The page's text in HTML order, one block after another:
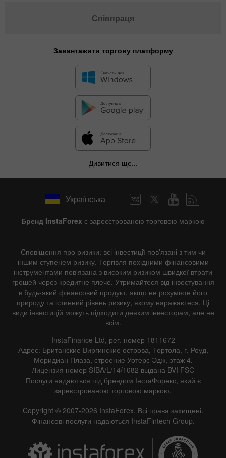
Співпраця
Завантажити торгову платформу
Дивитися ще...
Українська
Бренд InstaForex є зареєстрованою торговою маркою
Сповіщення про ризики: всі інвестиції пов'язані з тим чи
іншим ступенем ризику. Торгівля похідними фінансовими
інструментами пов'язана з високим ризиком швидкої втрати
грошей через кредитне плече. Утримайтеся від інвестування
в будь-який фінансовий продукт, якщо не розумієте його
природу та істинний рівень ризику, якому наражаєтеся. Ці
види інвестицій можуть підходити деяким інвесторам, але не
всім.
InstaFinance Ltd, рег. номер 1811672
Адрес: Британские Виргинские острова, Тортола, г. Роуд,
Меридиан Плаза, строение Уотерс Эдж, этаж 4.
Лицензия номер SIBA/L/14/1082 выдана BVI FSC
Послуги надаються під брендом ІнстаФорекс, який є
зареєстрованою торговою маркою.
Copyright © 2007-2026 InstaForex. Всі права захищені.
Фінансові послуги надаються InstaFintech Group.